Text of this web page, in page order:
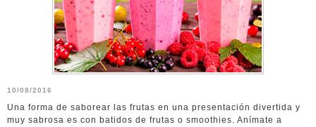
10/08/2016
Una forma de saborear las frutas en una presentación divertida y
muy sabrosa es con batidos de frutas o smoothies. Anímate a